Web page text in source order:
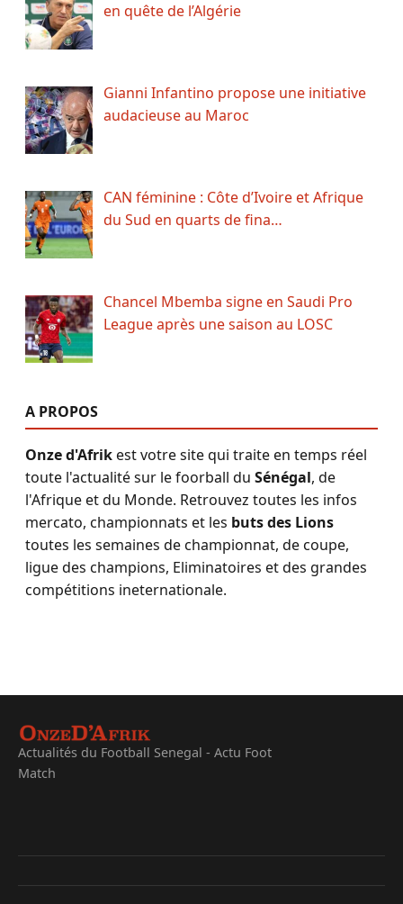
en quête de l’Algérie
Gianni Infantino propose une initiative
audacieuse au Maroc
CAN féminine : Côte d’Ivoire et Afrique
du Sud en quarts de fina…
Chancel Mbemba signe en Saudi Pro
League après une saison au LOSC
A PROPOS
Onze d'Afrikest votre site qui traite en temps réel
toute l'actualité sur le foorball du Sénégal, de
l'Afrique et du Monde. Retrouvez toutes les infos
mercato, championnats et les buts des Lions
toutes les semaines de championnat, de coupe,
ligue des champions, Eliminatoires et des grandes
compétitions ineternationale.
Actualités du Football Senegal - Actu Foot
Match